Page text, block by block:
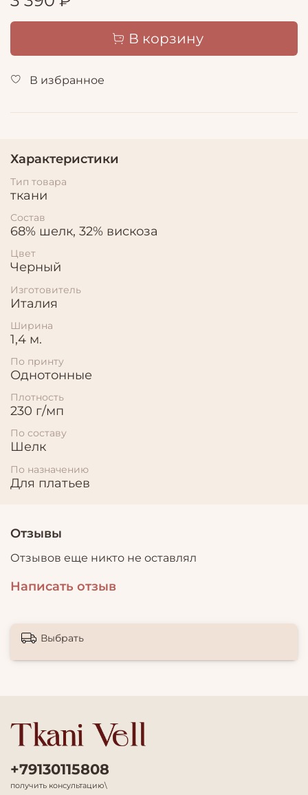
В корзину
В избранное
Характеристики
Тип товара
ткани
Состав
68% шелк, 32% вискоза
Цвет
Черный
Изготовитель
Италия
Ширина
1,4 м.
По принту
Однотонные
Плотность
230 г/мп
По составу
Шелк
По назначению
Для платьев
Отзывы
Отзывов еще никто не оставлял
Написать отзыв
Выбрать
+79130115808
получить консультацию\